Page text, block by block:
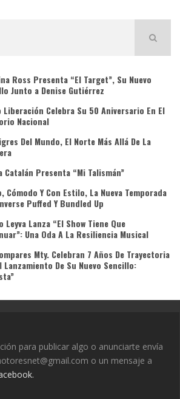
Ross Presenta “El Target”, Su Nuevo
Junto a Denise Gutiérrez
Liberación Celebra Su 50 Aniversario En El
Nacional
Del Mundo, El Norte Más Allá De La
Catalán Presenta “Mi Talismán”
Cómodo Y Con Estilo, La Nueva Temporada
Puffed Y Bundled Up
Leyva Lanza “El Show Tiene Que
Una Oda A La Resiliencia Musical
Mty. Celebran 7 Años De Trayectoria
Lanzamiento De Su Nuevo Sencillo:
para publicar algo o anunciarte envía
o un mensaje a